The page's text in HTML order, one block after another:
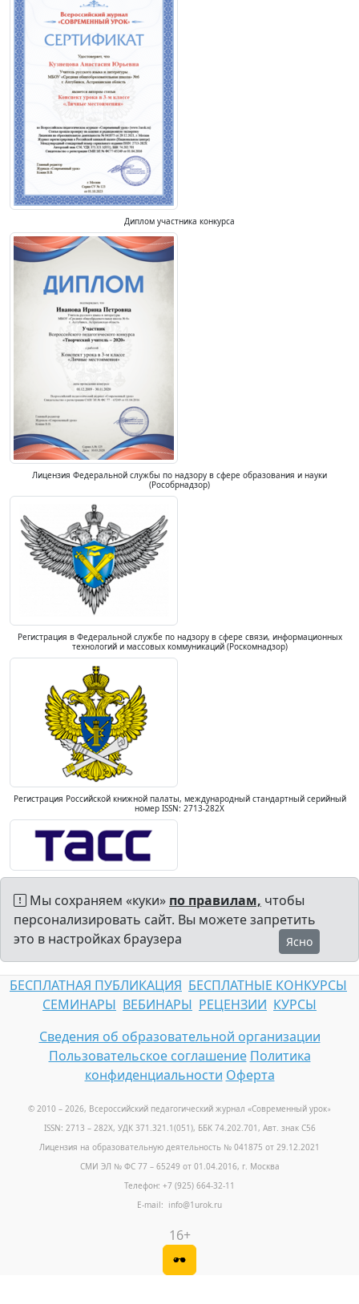
Диплом участника конкурса
Лицензия Федеральной службы по надзору в сфере образования и науки
(Рособрнадзор)
Регистрация в Федеральной службе по надзору в сфере связи, информационных
технологий и массовых коммуникаций (Роскомнадзор)
Регистрация Российской книжной палаты, международный стандартный серийный
номер ISSN: 2713-282X
Мы сохраняем «куки» по правилам, чтобы
персонализировать сайт. Вы можете запретить
это в настройках браузера
Ясно
БЕСПЛАТНАЯ ПУБЛИКАЦИЯ БЕСПЛАТНЫЕ КОНКУРСЫ
СЕМИНАРЫ ВЕБИНАРЫ РЕЦЕНЗИИ КУРСЫ
Сведения об образовательной организации
Пользовательское соглашение Политика
конфиденциальности Оферта
© 2010 – 2026, Всероссийский педагогический журнал «Современный урок»
ISSN: 2713 – 282X, УДК 371.321.1(051), ББК 74.202.701, Авт. знак С56
Лицензия на образовательную деятельность № 041875 от 29.12.2021
СМИ ЭЛ № ФС 77 – 65249 от 01.04.2016, г. Москва
Телефон: +7 (925) 664-32-11
E-mail: info@1urok.ru
16+